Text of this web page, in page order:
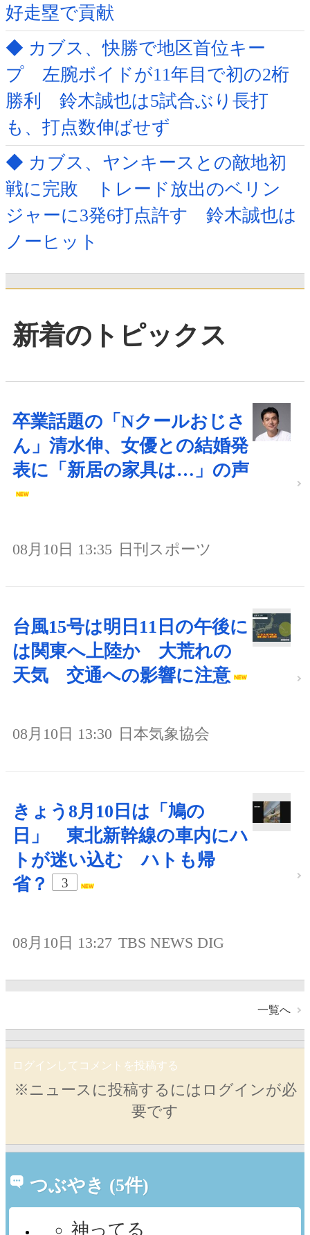
好走塁で貢献
◆ カブス、快勝で地区首位キー
プ 左腕ボイドが11年目で初の2桁
勝利 鈴木誠也は5試合ぶり長打
も、打点数伸ばせず
◆ カブス、ヤンキースとの敵地初
戦に完敗 トレード放出のベリン
ジャーに3発6打点許す 鈴木誠也は
ノーヒット
新着のトピックス
卒業話題の「Nクールおじさ
ん」清水伸、女優との結婚発
表に「新居の家具は…」の声
08月10日 13:35 日刊スポーツ
台風15号は明日11日の午後に
は関東へ上陸か 大荒れの
天気 交通への影響に注意
08月10日 13:30 日本気象協会
きょう8月10日は「鳩の
日」 東北新幹線の車内にハ
トが迷い込む ハトも帰
省？
3
08月10日 13:27 TBS NEWS DIG
一覧へ
ログインしてコメントを投稿する
※ニュースに投稿するにはログインが必
要です
つぶやき (5件)
神ってる